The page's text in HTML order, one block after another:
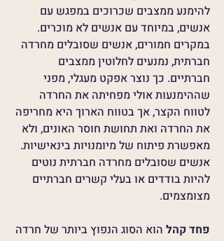
להימנע ממצבים שכרוכים במפגש עם
אנשים, במיוחד עם אנשים לא מוכרים.
במקרים חמורים, אנשים שסובלים מחרדה
חברתית, נמנעים לחלוטין ממצבים
חברתיים. כך נוצר אפקט מעגלי, מפני
שההימנעות אולי מפחיתה את החרדה
לטווח הקצר, אך בטווח הארוך היא מחריפה
את החרדה ואת תחושת חוסר האונים, ולא
מאפשרת פיתוח של מיומנויות בינאישיות.
אנשים שסובלים מחרדה חברתית נוטים
להיות בודדים או בעלי קשרים חברתיים
מצומצמים.
פחד קהל הוא הסוג הנפוץ ביותר של חרדה